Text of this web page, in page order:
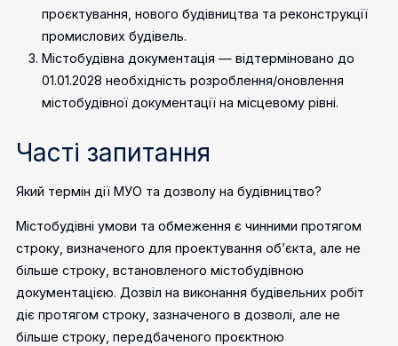
проєктування, нового будівництва та реконструкції
промислових будівель.
Містобудівна документація — відтерміновано до
01.01.2028 необхідність розроблення/оновлення
містобудівної документації на місцевому рівні.
Часті запитання
Який термін дії МУО та дозволу на будівництво?
Містобудівні умови та обмеження є чинними протягом
строку, визначеного для проектування об’єкта, але не
більше строку, встановленого містобудівною
документацією. Дозвіл на виконання будівельних робіт
діє протягом строку, зазначеного в дозволі, але не
більше строку, передбаченого проєктною